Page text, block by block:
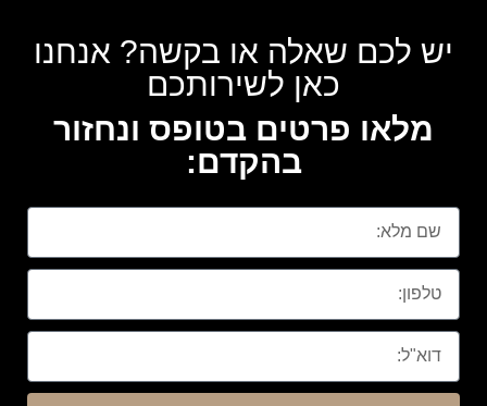
יש לכם שאלה או בקשה? אנחנו
כאן לשירותכם
מלאו פרטים בטופס ונחזור
בהקדם: